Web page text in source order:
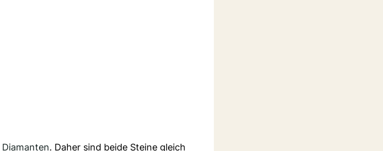
Diamanten. Daher sind beide Steine gleich